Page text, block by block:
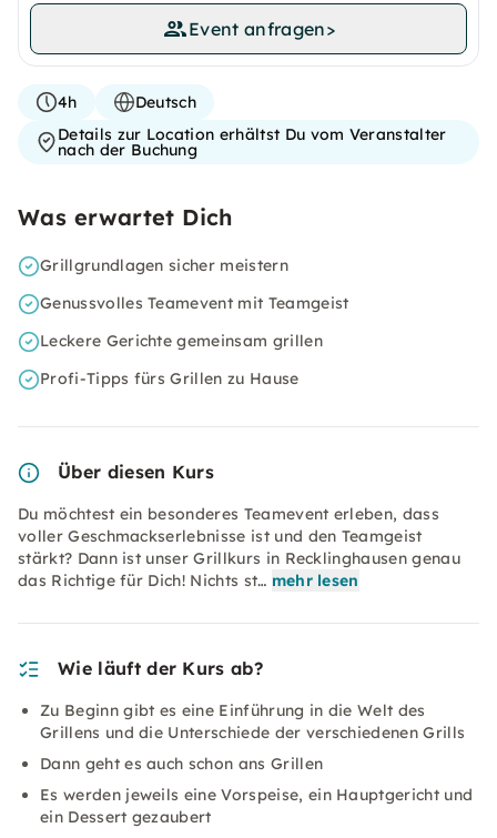
Event anfragen>
4h
Deutsch
Details zur Location erhältst Du vom Veranstalter
nach der Buchung
Was erwartet Dich
Grillgrundlagen sicher meistern
Genussvolles Teamevent mit Teamgeist
Leckere Gerichte gemeinsam grillen
Profi-Tipps fürs Grillen zu Hause
Über diesen Kurs
Du möchtest ein besonderes Teamevent erleben, dass
voller Geschmackserlebnisse ist und den Teamgeist
stärkt? Dann ist unser Grillkurs in Recklinghausen genau
das Richtige für Dich! Nichts st… mehr lesen
Wie läuft der Kurs ab?
Zu Beginn gibt es eine Einführung in die Welt des
Grillens und die Unterschiede der verschiedenen Grills
Dann geht es auch schon ans Grillen
Es werden jeweils eine Vorspeise, ein Hauptgericht und
ein Dessert gezaubert